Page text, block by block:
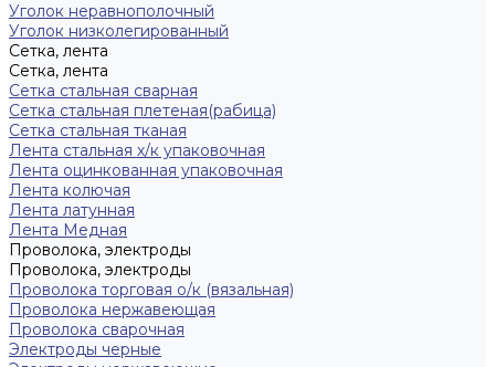
Уголок неравнополочный
Уголок низколегированный
Сетка, лента
Сетка, лента
Сетка стальная сварная
Сетка стальная плетеная(рабица)
Сетка стальная тканая
Лента стальная х/к упаковочная
Лента оцинкованная упаковочная
Лента колючая
Лента латунная
Лента Медная
Проволока, электроды
Проволока, электроды
Проволока торговая о/к (вязальная)
Проволока нержавеющая
Проволока сварочная
Электроды черные